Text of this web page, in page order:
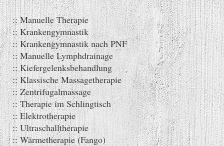
:: Manuelle Therapie
:: Krankengymnastik
:: Krankengymnastik nach PNF
:: Manuelle Lymphdrainage
:: Kiefergelenksbehandlung
:: Klassische Massagetherapie
:: Zentrifugalmassage
:: Therapie im Schlingtisch
:: Elektrotherapie
:: Ultraschalltherapie
:: Wärmetherapie (Fango)